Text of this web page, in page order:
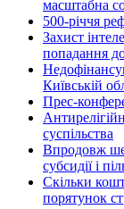
масштабна
500-річчя
Захист
попадання
Київській
Прес-
суспільства
Впродовж
субсидії і
Скільки
порятунок